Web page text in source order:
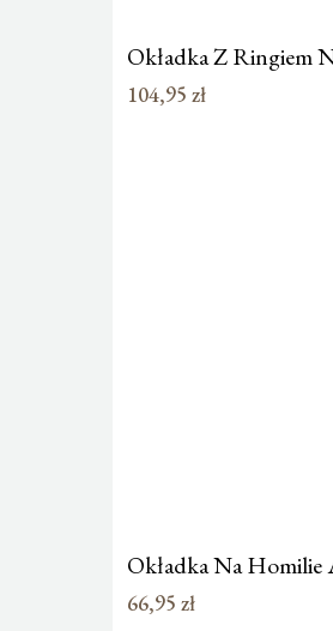
Okładka Z Ringiem
104,95 zł
Okładka Na
66,95 zł